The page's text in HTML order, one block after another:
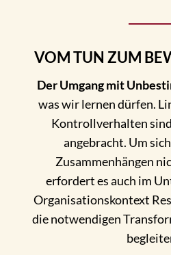
VOM TUN ZUM
Der Umgang mit
was wir lernen dürfen.
Kontrollverhalten
angebracht. Um
Zusammenhängen
erfordert es auch im
Organisationskontext
die notwendigen